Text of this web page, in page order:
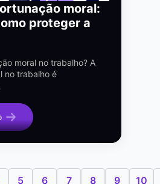
moral:
proteger a
moral no trabalho? A
no trabalho é
5 6 7 8 9 10